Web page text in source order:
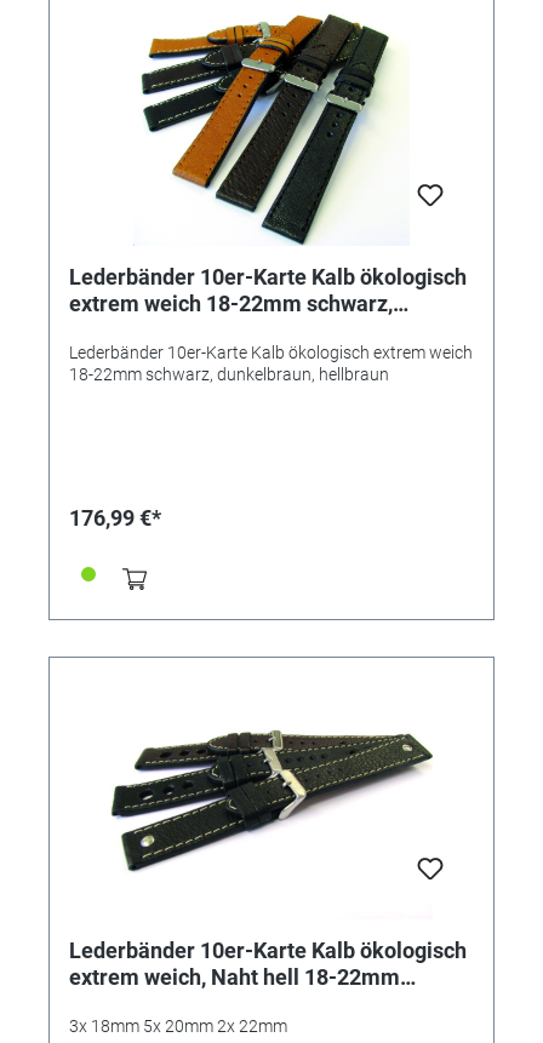
Lederbänder 10er-Karte Kalb ökologisch
extrem weich 18-22mm schwarz,
Lederbänder 10er-Karte Kalb ökologisch extrem weich
18-22mm schwarz, dunkelbraun, hellbraun
176,99 €*
Lederbänder 10er-Karte Kalb ökologisch
extrem weich, Naht hell 18-22mm
3x 18mm 5x 20mm 2x 22mm